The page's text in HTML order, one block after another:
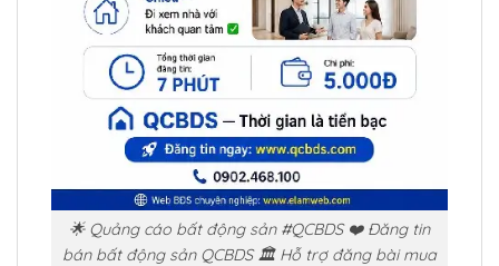
🌟 Quảng cáo bất động sản #QCBDS ❤️ Đăng tin
bán bất động sản QCBDS 🏛️ Hỗ trợ đăng bài mua